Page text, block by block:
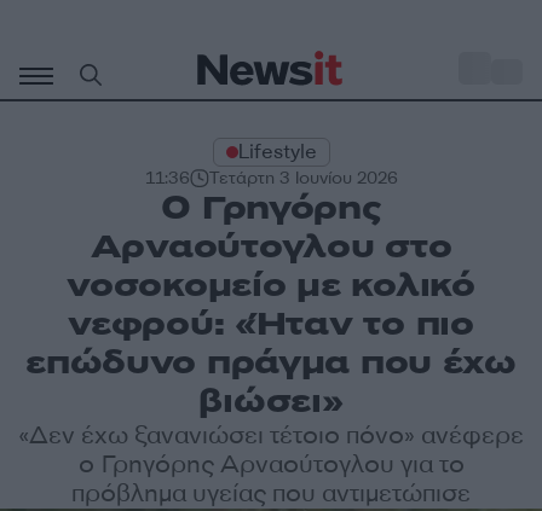
περιεχόμενο
Lifestyle
11:36 Τετάρτη 3 Ιουνίου 2026
Ο Γρηγόρης
Αρναούτογλου στο
νοσοκομείο με κολικό
νεφρού: «Ήταν το πιο
επώδυνο πράγμα που έχω
βιώσει»
«Δεν έχω ξανανιώσει τέτοιο πόνο» ανέφερε
ο Γρηγόρης Αρναούτογλου για το
πρόβλημα υγείας που αντιμετώπισε